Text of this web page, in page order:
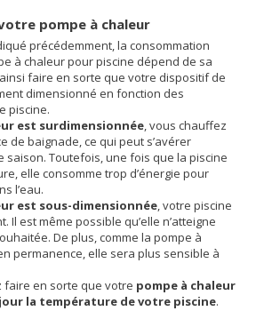
pompe à chaleur
précédemment, la consommation
à chaleur pour piscine dépend de sa
faire en sorte que votre dispositif de
dimensionné en fonction des
piscine.
est surdimensionnée, vous chauffez
de baignade, ce qui peut s’avérer
saison. Toutefois, une fois que la piscine
elle consomme trop d’énergie pour
l’eau.
est sous-dimensionnée, votre piscine
Il est même possible qu’elle n’atteigne
De plus, comme la pompe à
permanence, elle sera plus sensible à
faire en sorte que votre pompe à chaleur
jour la température de votre piscine.